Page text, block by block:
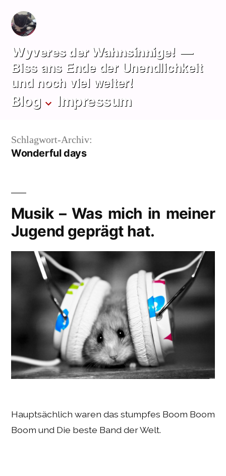
Zum
Inhalt
springen
Wyveres der Wahnsinnige!
Biss ans Ende der Unendlichkeit
und noch viel weiter!
Blog Impressum
Schlagwort-Archiv:
Wonderful days
Musik – Was mich in meiner
Jugend geprägt hat.
Hauptsächlich waren das stumpfes Boom Boom
Boom und Die beste Band der Welt.